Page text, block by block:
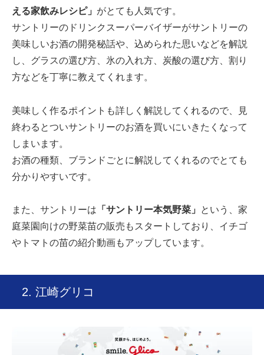
える家飲みレシピ」 がとても人気です。
サントリーのドリンクスーパーバイザーがサントリーの
美味しいお酒の開発秘話や、込められた思いなどを解説
し、グラスの選び方、氷の入れ方、炭酸の選び方、割り
方などを丁寧に教えてくれます。
美味しく作るポイントも詳しく解説してくれるので、見
終わるとついサントリーのお酒を買いにいきたくなって
しまいます。
お酒の種類、ブランドごとに解説してくれるのでとても
分かりやすいです。
また、サントリーは 「サントリー本気野菜」
という、家
庭菜園向けの野菜苗の販売もスタートしており、イチゴ
やトマトの苗の紹介動画もアップしています。
2. 江崎グリコ